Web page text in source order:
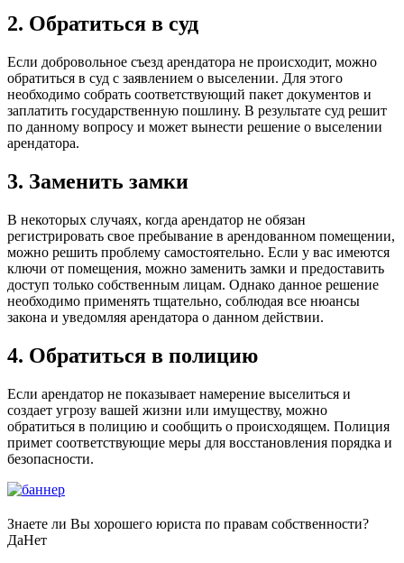
2. Обратиться в суд
Если добровольное съезд арендатора не происходит, можно
обратиться в суд с заявлением о выселении. Для этого
необходимо собрать соответствующий пакет документов и
заплатить государственную пошлину. В результате суд решит
по данному вопросу и может вынести решение о выселении
арендатора.
3. Заменить замки
В некоторых случаях, когда арендатор не обязан
регистрировать свое пребывание в арендованном помещении,
можно решить проблему самостоятельно. Если у вас имеются
ключи от помещения, можно заменить замки и предоставить
доступ только собственным лицам. Однако данное решение
необходимо применять тщательно, соблюдая все нюансы
закона и уведомляя арендатора о данном действии.
4. Обратиться в полицию
Если арендатор не показывает намерение выселиться и
создает угрозу вашей жизни или имуществу, можно
обратиться в полицию и сообщить о происходящем. Полиция
примет соответствующие меры для восстановления порядка и
безопасности.
Знаете ли Вы хорошего юриста по правам собственности?
ДаНет